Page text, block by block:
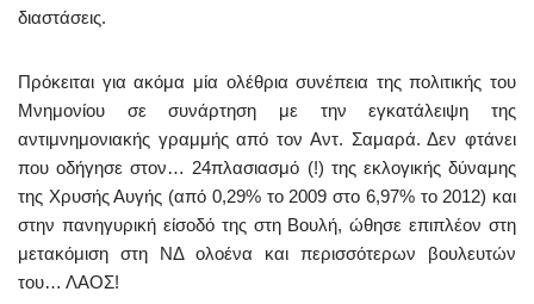
διαστάσεις.
Πρόκειται για ακόμα μία ολέθρια συνέπεια της πολιτικής του
Μνημονίου σε συνάρτηση με την εγκατάλειψη της
αντιμνημονιακής γραμμής από τον Αντ. Σαμαρά. Δεν φτάνει
που οδήγησε στον… 24πλασιασμό (!) της εκλογικής δύναμης
της Χρυσής Αυγής (από 0,29% το 2009 στο 6,97% το 2012) και
στην πανηγυρική είσοδό της στη Βουλή, ώθησε επιπλέον στη
μετακόμιση στη ΝΔ ολοένα και περισσότερων βουλευτών
του… ΛΑΟΣ!